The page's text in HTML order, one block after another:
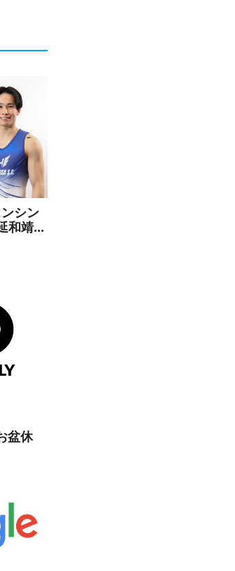
シン
和靖選
盆休